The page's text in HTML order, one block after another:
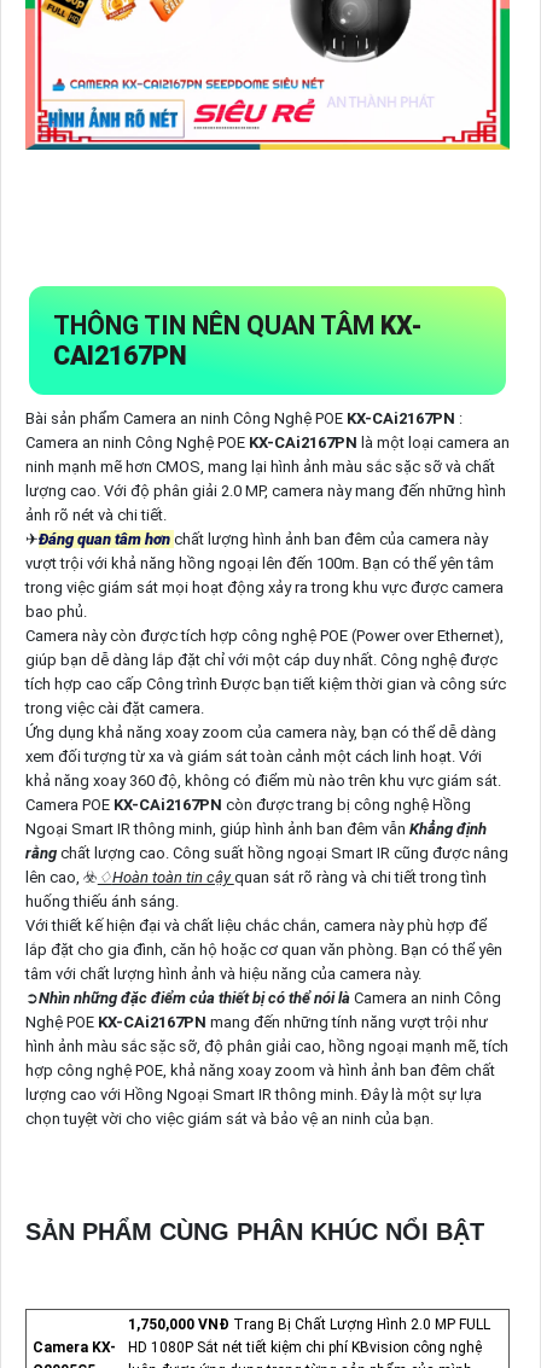
THÔNG TIN NÊN QUAN TÂM KX-
CAI2167PN
Bài sản phẩm Camera an ninh Công Nghệ POE KX-CAi2167PN :
Camera an ninh Công Nghệ POE KX-CAi2167PN là một loại camera an
ninh mạnh mẽ hơn CMOS, mang lại hình ảnh màu sắc sặc sỡ và chất
lượng cao. Với độ phân giải 2.0 MP, camera này mang đến những hình
ảnh rõ nét và chi tiết.
✈Đáng quan tâm hơn chất lượng hình ảnh ban đêm của camera này
vượt trội với khả năng hồng ngoại lên đến 100m. Bạn có thể yên tâm
trong việc giám sát mọi hoạt động xảy ra trong khu vực được camera
bao phủ.
Camera này còn được tích hợp công nghệ POE (Power over Ethernet),
giúp bạn dễ dàng lắp đặt chỉ với một cáp duy nhất. Công nghệ được
tích hợp cao cấp Công trình Được bạn tiết kiệm thời gian và công sức
trong việc cài đặt camera.
Ứng dụng khả năng xoay zoom của camera này, bạn có thể dễ dàng
xem đối tượng từ xa và giám sát toàn cảnh một cách linh hoạt. Với
khả năng xoay 360 độ, không có điểm mù nào trên khu vực giám sát.
Camera POE KX-CAi2167PN còn được trang bị công nghệ Hồng
Ngoại Smart IR thông minh, giúp hình ảnh ban đêm vẫn Khẳng định
rằngchất lượng cao. Công suất hồng ngoại Smart IR cũng được nâng
lên cao, ☣️ ♢Hoàn toàn tin cậy quan sát rõ ràng và chi tiết trong tình
huống thiếu ánh sáng.
Với thiết kế hiện đại và chất liệu chắc chắn, camera này phù hợp để
lắp đặt cho gia đình, căn hộ hoặc cơ quan văn phòng. Bạn có thể yên
tâm với chất lượng hình ảnh và hiệu năng của camera này.
➲Nhìn những đặc điểm của thiết bị có thể nói là Camera an ninh Công
Nghệ POE KX-CAi2167PN mang đến những tính năng vượt trội như
hình ảnh màu sắc sặc sỡ, độ phân giải cao, hồng ngoại mạnh mẽ, tích
hợp công nghệ POE, khả năng xoay zoom và hình ảnh ban đêm chất
lượng cao với Hồng Ngoại Smart IR thông minh. Đây là một sự lựa
chọn tuyệt vời cho việc giám sát và bảo vệ an ninh của bạn.
SẢN PHẨM CÙNG PHÂN KHÚC NỔI BẬT
Camera KX-
1,750,000 VNĐ Trang Bị Chất Lượng Hình 2.0 MP FULL
HD 1080P Sắt nét tiết kiệm chi phí KBvision công nghệ